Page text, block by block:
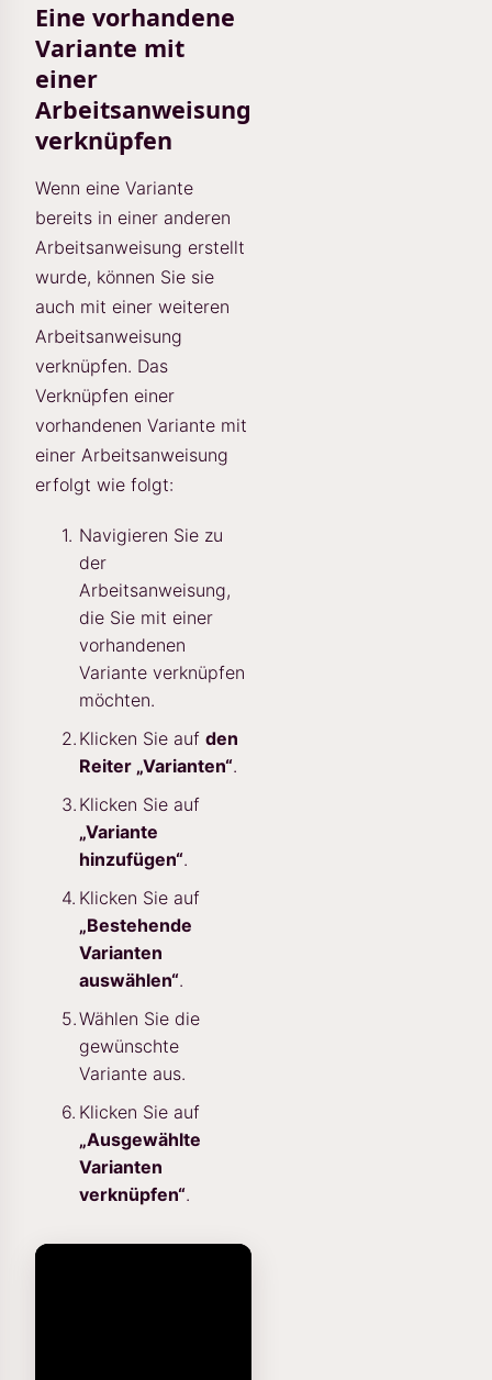
Eine vorhandene
Variante mit
einer
Arbeitsanweisung
verknüpfen
Wenn eine Variante
bereits in einer anderen
Arbeitsanweisung erstellt
wurde, können Sie sie
auch mit einer weiteren
Arbeitsanweisung
verknüpfen. Das
Verknüpfen einer
vorhandenen Variante mit
einer Arbeitsanweisung
erfolgt wie folgt:
Navigieren Sie zu
der
Arbeitsanweisung,
die Sie mit einer
vorhandenen
Variante verknüpfen
möchten.
Klicken Sie auf den
Reiter „Varianten“.
Klicken Sie auf
„Variante
hinzufügen“.
Klicken Sie auf
„Bestehende
Varianten
auswählen“.
Wählen Sie die
gewünschte
Variante aus.
Klicken Sie auf
„Ausgewählte
Varianten
verknüpfen“.